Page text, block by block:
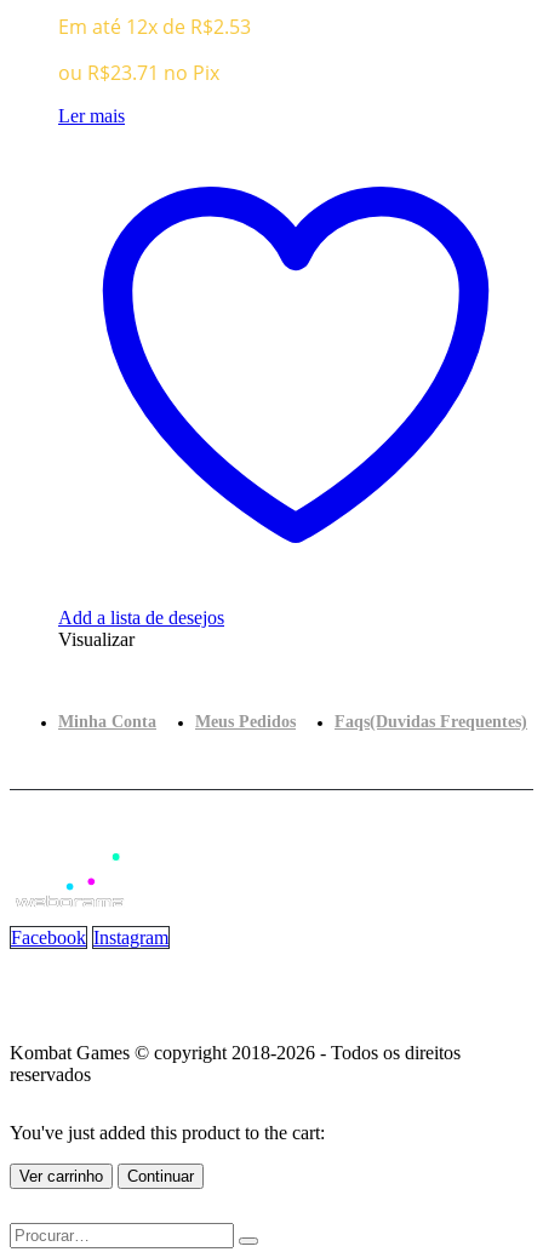
original
era:
R$189.96.
atual
R$24.96.
Em até 12x de R$2.53
ou R$23.71 no Pix
Ler mais
Add a lista de desejos
Visualizar
Minha Conta Meus Pedidos Faqs(Duvidas Frequentes)
Facebook Instagram
Kombat Games © copyright 2018-2026 - Todos os direitos
reservados
You've just added this product to the cart:
Ver carrinho Continuar